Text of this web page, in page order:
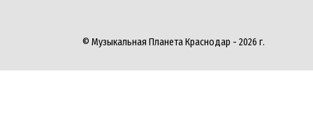
© Музыкальная Планета Краснодар - 2026 г.